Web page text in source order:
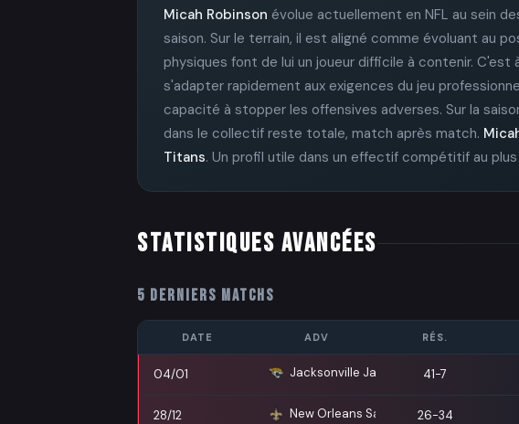
Micah Robinson évolue actuellement en NFL au sein
saison. Sur le terrain, il est aligné comme évoluant au
physiques font de lui un joueur difficile à contenir. C'est
s'adapter rapidement aux exigences du jeu
capacité à stopper les offensives adverses. Sur la
dans le collectif reste totale, match après match.
Titans. Un profil utile dans un effectif compétitif au plus
STATISTIQUES AVANCÉES
5 DERNIERS MATCHS
DATE ADV RÉS.
04/01 Jacksonville Jaguars 41-7
28/12 New Orleans Saints 26-34